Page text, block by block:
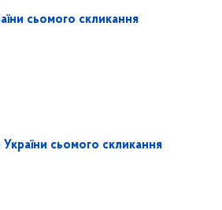
сьомого скликання
сьомого скликання